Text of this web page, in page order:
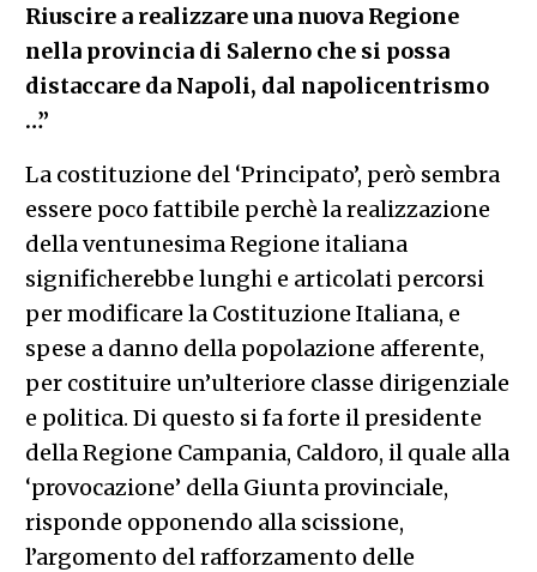
Riuscire a realizzare una nuova Regione
nella provincia di Salerno che si possa
distaccare da Napoli, dal napolicentrismo
…”
La costituzione del ‘Principato’, però sembra
essere poco fattibile perchè la realizzazione
della ventunesima Regione italiana
significherebbe lunghi e articolati percorsi
per modificare la Costituzione Italiana, e
spese a danno della popolazione afferente,
per costituire un’ulteriore classe dirigenziale
e politica. Di questo si fa forte il presidente
della Regione Campania, Caldoro, il quale alla
‘provocazione’ della Giunta provinciale,
risponde opponendo alla scissione,
l’argomento del rafforzamento delle